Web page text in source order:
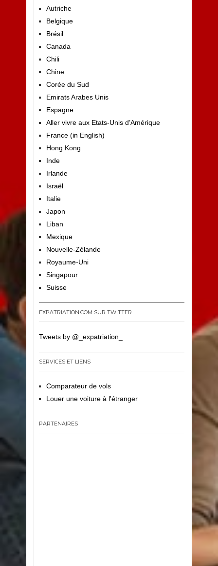
Autriche
Belgique
Brésil
Canada
Chili
Chine
Corée du Sud
Emirats Arabes Unis
Espagne
Aller vivre aux Etats-Unis d’Amérique
France (in English)
Hong Kong
Inde
Irlande
Israël
Italie
Japon
Liban
Mexique
Nouvelle-Zélande
Royaume-Uni
Singapour
Suisse
EXPATRIATION.COM SUR TWITTER
Tweets by @_expatriation_
SERVICES ET LIENS
Comparateur de vols
Louer une voiture à l'étranger
PARTENAIRES